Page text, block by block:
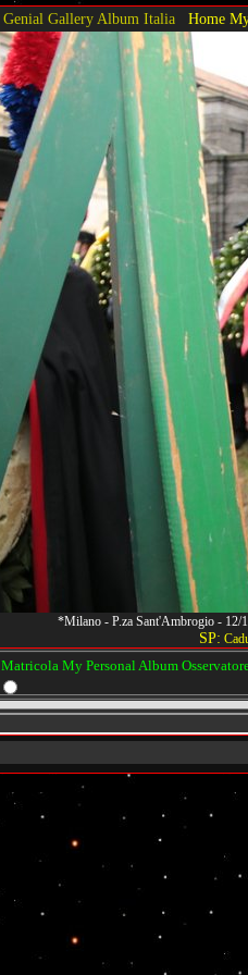
Genial Gallery Album Italia Home
*Milano - P.za Sant'Ambrogio -
SP:
Matricola My Personal Album